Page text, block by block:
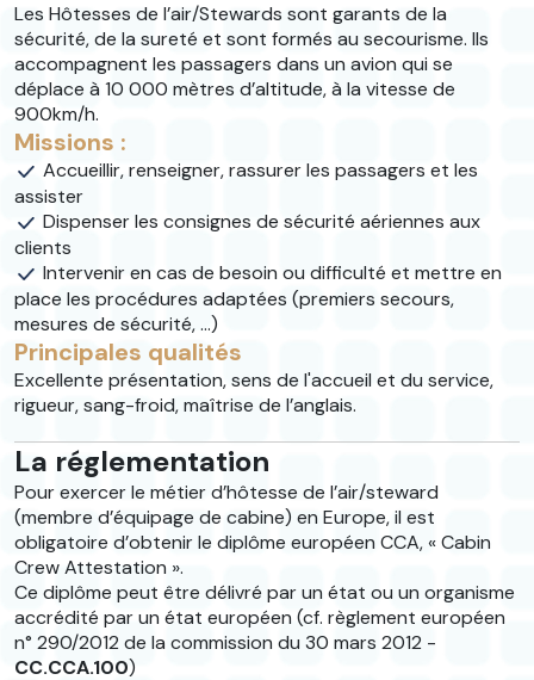
Les Hôtesses de l’air/Stewards sont garants de la
sécurité, de la sureté et sont formés au secourisme. Ils
accompagnent les passagers dans un avion qui se
déplace à 10 000 mètres d’altitude, à la vitesse de
900km/h.
Missions :
Accueillir, renseigner, rassurer les passagers et les
assister
Dispenser les consignes de sécurité aériennes aux
clients
Intervenir en cas de besoin ou difficulté et mettre en
place les procédures adaptées (premiers secours,
mesures de sécurité, ...)
Principales qualités
Excellente présentation, sens de l'accueil et du service,
rigueur, sang-froid, maîtrise de l’anglais.
La réglementation
Pour exercer le métier d’hôtesse de l’air/steward
(membre d’équipage de cabine) en Europe, il est
obligatoire d’obtenir le diplôme européen CCA, « Cabin
Crew Attestation ».
Ce diplôme peut être délivré par un état ou un organisme
accrédité par un état européen (cf. règlement européen
n° 290/2012 de la commission du 30 mars 2012 -
CC.CCA.100)